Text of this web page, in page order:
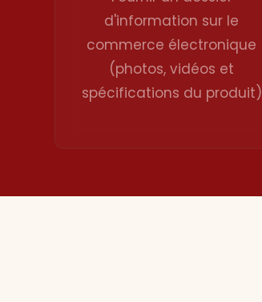
d'information sur le
commerce électronique
(photos, vidéos et
spécifications du produit)